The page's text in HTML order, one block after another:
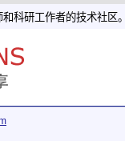
科研工作者的技术社区